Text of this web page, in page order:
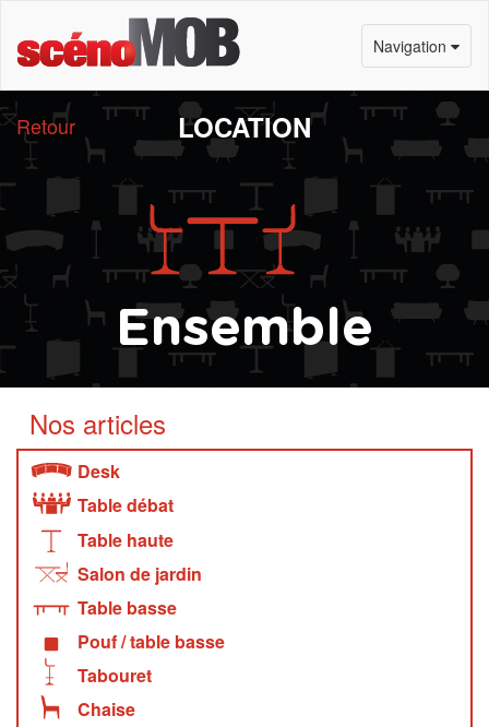
Navigation
Retour LOCATION
Ensemble
Nos articles
Desk
Table débat
Table haute
Salon de jardin
Table basse
Pouf / table basse
Tabouret
Chaise